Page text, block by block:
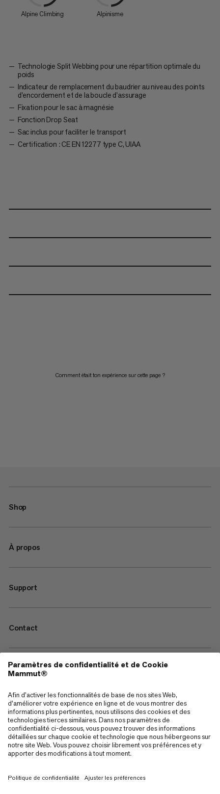
Alpine Climbing Alpinisme
Technologie Split Webbing pour une répartition optimale du
poids
Indicateur de remplacement du baudrier au niveau des points
d'encordement et de la boucle d'assurage
Fixation pour le sac à magnésie
Fonction Drop Seat
Sac inclus pour faciliter le transport
Certification : CE EN 12277 type C, UIAA
Comment était ton expérience sur cette page ?
Shop
À propos
Support
Contact
—
Sitemap
Cookies
Mentions Légales